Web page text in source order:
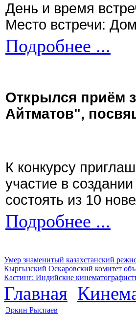
День и время
Место встречи:
Подробнее ...
Открылся приём
Айтматов",
К конкурсу
участие в
состоять из 10
Подробнее ...
Умер знаменитый казахстанский
Кыргызский Оскаровский комитет
Кастинг: Индийские
Главная
Эркин Рыспаев